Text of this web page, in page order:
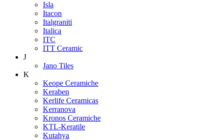
Isla
Itacon
Italgraniti
Italica
ITC
ITT Ceramic
J
Jano Tiles
K
Keope Ceramiche
Keraben
Kerlife Ceramicas
Kerranova
Kronos Ceramiche
KTL-Keratile
Kutahya